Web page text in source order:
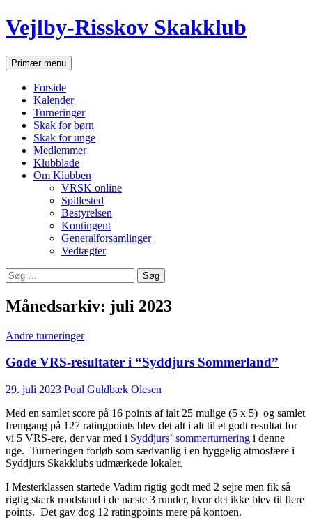
Hop
til
Vejlby-Risskov Skakklub
SøgPrimær menu
Forside
Kalender
Turneringer
Skak for børn
Skak for unge
Medlemmer
Klubblade
Om Klubben
VRSK online
Spillested
Bestyrelsen
Kontingent
Generalforsamlinger
Vedtægter
Søg
efter:
Månedsarkiv: juli 2023
Andre turneringer
Gode VRS-resultater i “Syddjurs Sommerland”
29. juli 2023 Poul Guldbæk Olesen
Med en samlet score på 16 points af ialt 25 mulige (5 x 5) og samlet
fremgang på 127 ratingpoints blev det alt i alt til et godt resultat for
vi 5 VRS-ere, der var med i Syddjurs` sommerturnering i denne
uge. Turneringen forløb som sædvanlig i en hyggelig atmosfære i
Syddjurs Skakklubs udmærkede lokaler.
I Mesterklassen startede Vadim rigtig godt med 2 sejre men fik så
rigtig stærk modstand i de næste 3 runder, hvor det ikke blev til flere
points. Det gav dog 12 ratingpoints mere på kontoen.